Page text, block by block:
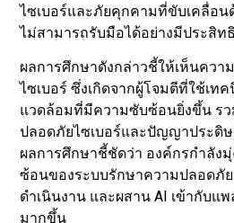
ไซเบอร์และภัยคุกคามที่ขับเคลื่อน
ไม่สามารถรับมือได้อย่างมีประสิท
ผลการศึกษาดังกล่าวชี้ให้เห็นควา
ไซเบอร์ ซึ่งเกิดจากผู้โจมตีที่ใช้เ
แวดล้อมที่มีความซับซ้อนยิ่งขึ้น ร
ปลอดภัยไซเบอร์และปัญญาประดิษ
ผลการศึกษาชี้ชัดว่า องค์กรกำลัง
ซ้อนของระบบรักษาความปลอดภั
ดำเนินงาน และผสาน AI เข้ากับแ
มากขึ้น